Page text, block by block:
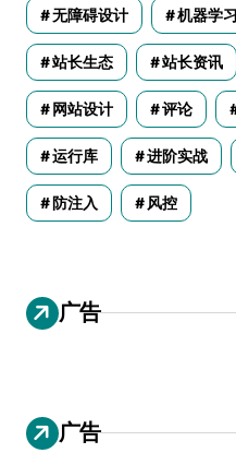
无障碍设计 机器学习
站长生态 站长资讯
网站设计 评论
运行库 进阶实战
防注入 风控
广告
广告